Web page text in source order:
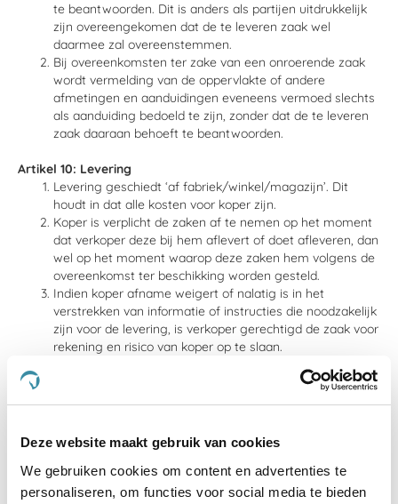
Deze website maakt gebruik van cookies
We gebruiken cookies om content en advertenties te
personaliseren, om functies voor social media te bieden
te beantwoorden. Dit is anders als partijen uitdrukkelijk
zijn overeengekomen dat de te leveren zaak wel
daarmee zal overeenstemmen.
Bij overeenkomsten ter zake van een onroerende zaak
wordt vermelding van de oppervlakte of andere
afmetingen en aanduidingen eveneens vermoed slechts
als aanduiding bedoeld te zijn, zonder dat de te leveren
zaak daaraan behoeft te beantwoorden.
Artikel 10: Levering
Levering geschiedt ‘af fabriek/winkel/magazijn’. Dit
houdt in dat alle kosten voor koper zijn.
Koper is verplicht de zaken af te nemen op het moment
dat verkoper deze bij hem aflevert of doet afleveren, dan
wel op het moment waarop deze zaken hem volgens de
overeenkomst ter beschikking worden gesteld.
Indien koper afname weigert of nalatig is in het
verstrekken van informatie of instructies die noodzakelijk
zijn voor de levering, is verkoper gerechtigd de zaak voor
rekening en risico van koper op te slaan.
eventuele bezorgkosten in rekening te brengen.
nadat koper deze gegevens aan verkoper ter
beschikking heeft gesteld.
Een door verkoper opgegeven termijn voor levering is
indicatief. Dit is nooit een fatale termijn. Bij